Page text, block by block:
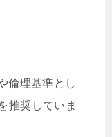
倫理基準とし
推奨していま